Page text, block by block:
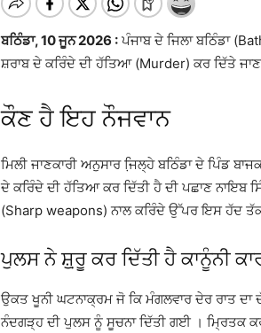
ਬਠਿੰਡਾ, 10 ਜੂਨ 2026 : ਪੰਜਾਬ ਦੇ ਜਿਲਾ ਬਠਿੰਡਾ
ਸ਼ਰਾਬ ਦੇ ਕਰਿੰਦੇ ਦੀ ਹੱਤਿਆ (Murder) ਕਰ ਦਿੱਤੇ
ਕੌਣ ਹੈ ਇਹ ਨੌਜਵਾਨ
ਮਿਲੀ ਜਾਣਕਾਰੀ ਅਨੁਸਾਰ ਜਿ਼ਲ੍ਹੇ ਬਠਿੰਡਾ ਦੇ ਪਿੰਡ
ਦੇ ਕਰਿੰਦੇ ਦੀ ਹੱਤਿਆ ਕਰ ਦਿੱਤੀ ਹੈ ਦੀ ਪਛਾਣ ਨਾਇਬ
(Sharp weapons) ਨਾਲ ਕਰਿੰਦੇ ਉੱਪਰ ਇਸ ਹੱਦ
ਪੁਲਸ ਨੇ ਸ਼਼ੁਰੂ ਕਰ ਦਿੱਤੀ ਹੈ ਕਾਨੂੰਨੀ
ਉਕਤ ਖੂਨੀ ਘਟਨਾਕ੍ਰਮ ਜੋ ਕਿ ਮੰਗਲਵਾਰ ਦੇਰ ਰਾਤ ਦਾ
ਨੰਦਗੜ੍ਹ ਦੀ ਪੁਲਸ ਨੂੰ ਸੂਚਨਾ ਦਿੱਤੀ ਗਈ । ਮ੍ਰਿਤਕ